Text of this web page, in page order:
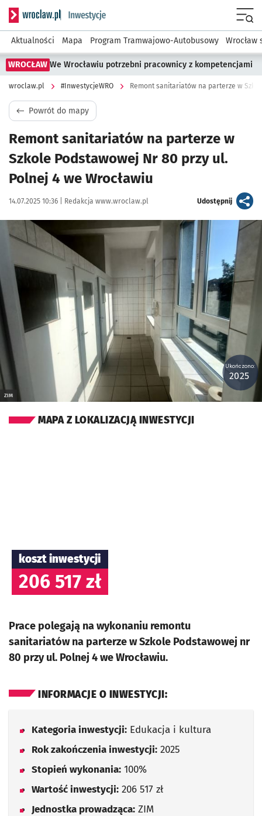
Serwis informacyjny wroclaw.pl podserwis:
Aktualności Mapa Program Tramwajowo-Autobusowy Wrocław
WROCŁAW We Wrocławiu potrzebni pracownicy z kompetencjami
wroclaw.pl #InwestycjeWRO
Powrót do mapy
Remont sanitariatów na parterze w
Szkole Podstawowej Nr 80 przy ul.
Polnej 4 we Wrocławiu
Data publikacji:
14.07.2025 10:36 | Autor:
Redakcja www.wroclaw.pl Udostępnijartykuł
Kliknij, aby powiększyć
ZIM
Ukończono:
2025
MAPA Z LOKALIZACJĄ INWESTYCJI
koszt inwestycji
206 517 zł
Prace polegają na wykonaniu remontu
sanitariatów na parterze w Szkole Podstawowej nr
80 przy ul. Polnej 4 we Wrocławiu.
INFORMACJE O INWESTYCJI:
Kategoria inwestycji: Edukacja i kultura
Rok zakończenia inwestycji: 2025
Stopień wykonania: 100%
Wartość inwestycji: 206 517 zł
Jednostka prowadząca: ZIM